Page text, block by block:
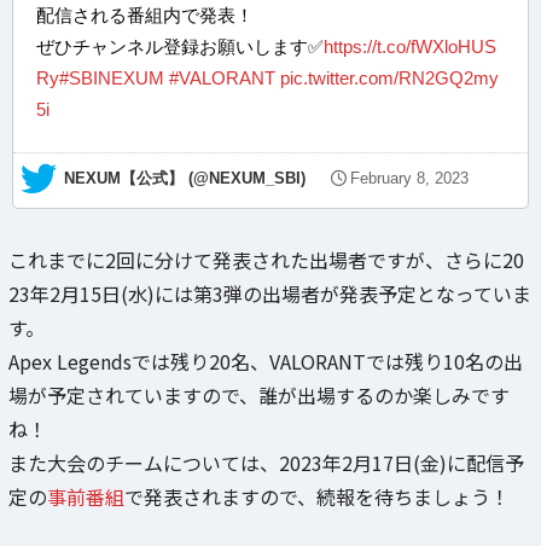
配信される番組内で発表！
ぜひチャンネル登録お願いします✅https://t.co/fWXloHUS
Ry#SBINEXUM #VALORANT pic.twitter.com/RN2GQ2my
5i
— NEXUM【公式】 (@NEXUM_SBI) February 8, 2023
これまでに2回に分けて発表された出場者ですが、さらに20
23年2月15日(水)には第3弾の出場者が発表予定となっていま
す。
Apex Legendsでは残り20名、VALORANTでは残り10名の出
場が予定されていますので、誰が出場するのか楽しみです
ね！
また大会のチームについては、2023年2月17日(金)に配信予
定の事前番組で発表されますので、続報を待ちましょう！